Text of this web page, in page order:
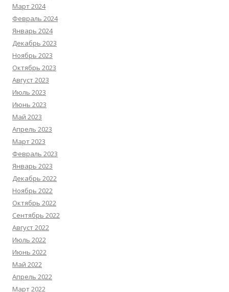
Март 2024
Февраль 2024
Январь 2024
Декабрь 2023
Ноябрь 2023
Октябрь 2023
Август 2023
Июль 2023
Июнь 2023
Май 2023
Апрель 2023
Март 2023
Февраль 2023
Январь 2023
Декабрь 2022
Ноябрь 2022
Октябрь 2022
Сентябрь 2022
Август 2022
Июль 2022
Июнь 2022
Май 2022
Апрель 2022
Март 2022